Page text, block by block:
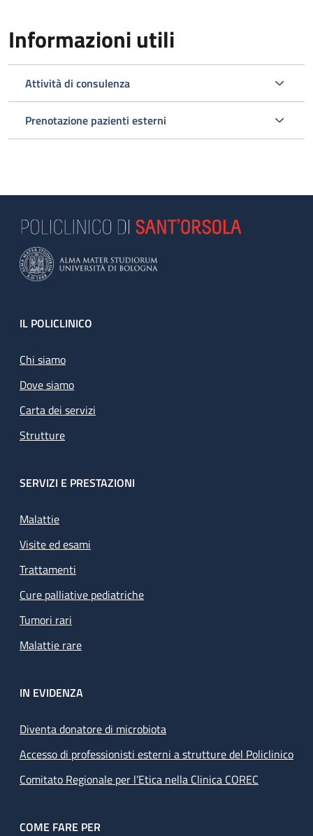
Informazioni utili
Attività di consulenza
Prenotazione pazienti esterni
Footer
IL POLICLINICO
Chi siamo
Dove siamo
Carta dei servizi
Strutture
SERVIZI E PRESTAZIONI
Malattie
Visite ed esami
Trattamenti
Cure palliative pediatriche
Tumori rari
Malattie rare
IN EVIDENZA
Diventa donatore di microbiota
Accesso di professionisti esterni a strutture del Policlinico
Comitato Regionale per l’Etica nella Clinica COREC
COME FARE PER